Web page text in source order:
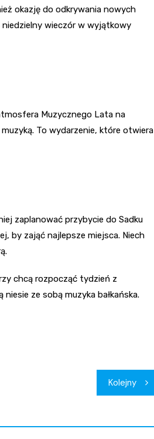
okazję do odkrywania nowych
wieczór w wyjątkowy
Muzycznego Lata na
To wydarzenie, które otwiera
zaplanować przybycie do Sadku
by zająć najlepsze miejsca. Niech
chcą rozpocząć tydzień z
ze sobą muzyka bałkańska.
Kolejny